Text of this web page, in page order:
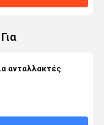
ανταλλακτές